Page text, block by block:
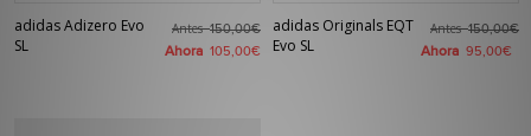
adidas Adizero Evo
SL
Antes150,00€
Ahora 105,00€
adidas Originals EQT
Evo SL
Antes150,00€
Ahora 95,00€